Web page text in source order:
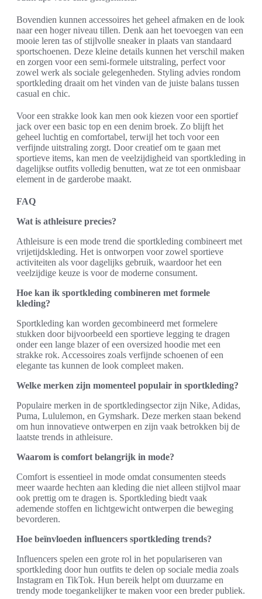
Bovendien kunnen accessoires het geheel afmaken en de look
naar een hoger niveau tillen. Denk aan het toevoegen van een
mooie leren tas of stijlvolle sneaker in plaats van standaard
sportschoenen. Deze kleine details kunnen het verschil maken
en zorgen voor een semi-formele uitstraling, perfect voor
zowel werk als sociale gelegenheden. Styling advies rondom
sportkleding draait om het vinden van de juiste balans tussen
casual en chic.
Voor een strakke look kan men ook kiezen voor een sportief
jack over een basic top en een denim broek. Zo blijft het
geheel luchtig en comfortabel, terwijl het toch voor een
verfijnde uitstraling zorgt. Door creatief om te gaan met
sportieve items, kan men de veelzijdigheid van sportkleding in
dagelijkse outfits volledig benutten, wat ze tot een onmisbaar
element in de garderobe maakt.
FAQ
Wat is athleisure precies?
Athleisure is een mode trend die sportkleding combineert met
vrijetijdskleding. Het is ontworpen voor zowel sportieve
activiteiten als voor dagelijks gebruik, waardoor het een
veelzijdige keuze is voor de moderne consument.
Hoe kan ik sportkleding combineren met formele
kleding?
Sportkleding kan worden gecombineerd met formelere
stukken door bijvoorbeeld een sportieve legging te dragen
onder een lange blazer of een oversized hoodie met een
strakke rok. Accessoires zoals verfijnde schoenen of een
elegante tas kunnen de look compleet maken.
Welke merken zijn momenteel populair in sportkleding?
Populaire merken in de sportkledingsector zijn Nike, Adidas,
Puma, Lululemon, en Gymshark. Deze merken staan bekend
om hun innovatieve ontwerpen en zijn vaak betrokken bij de
laatste trends in athleisure.
Waarom is comfort belangrijk in mode?
Comfort is essentieel in mode omdat consumenten steeds
meer waarde hechten aan kleding die niet alleen stijlvol maar
ook prettig om te dragen is. Sportkleding biedt vaak
ademende stoffen en lichtgewicht ontwerpen die beweging
bevorderen.
Hoe beïnvloeden influencers sportkleding trends?
Influencers spelen een grote rol in het populariseren van
sportkleding door hun outfits te delen op sociale media zoals
Instagram en TikTok. Hun bereik helpt om duurzame en
trendy mode toegankelijker te maken voor een breder publiek.